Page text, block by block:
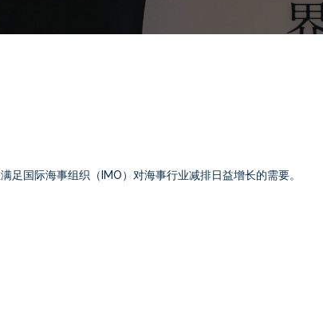
国际海事组织（IMO）对海事行业减排日益增长的需要。